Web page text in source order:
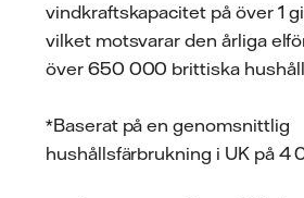
vindkraftskapacitet på över 1
vilket motsvarar den årliga
över 650 000 brittiska
*Baserat på en genomsnittlig
hushållsfärbrukning i UK på 4